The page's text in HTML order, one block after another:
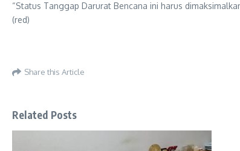
“Status Tanggap Darurat Bencana ini harus
(red)
Share this Article
Related Posts